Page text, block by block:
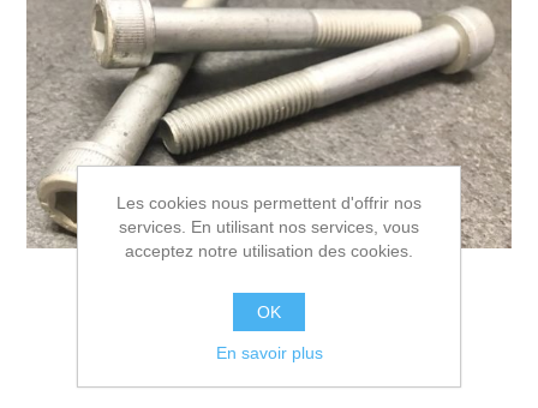
Les cookies nous permettent d'offrir nos
services. En utilisant nos services, vous
acceptez notre utilisation des cookies.
OK
En savoir plus